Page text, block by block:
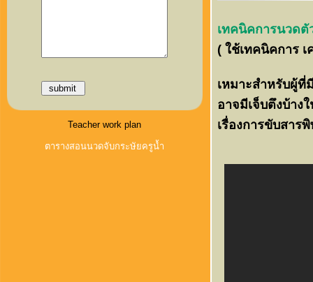
Teacher work plan
ตารางสอนนวดจับกระษัยครูน้ำ
เทคนิคการนวดตั
( ใช้เทคนิคการ
เหมาะสำหรับผู้ที่
อาจมีเจ็บตึงบ้าง
เรื่องการขับสาร